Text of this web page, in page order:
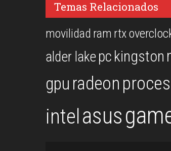
Temas Relacionados
movilidad ram rtx
alder lakepc kingston
gpu radeon
intelasus